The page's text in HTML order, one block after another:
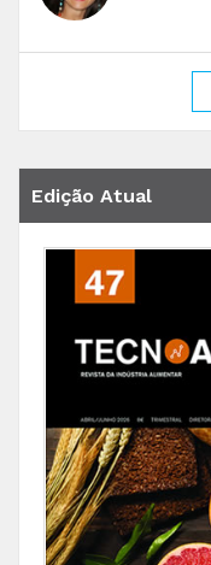
Edição Atual